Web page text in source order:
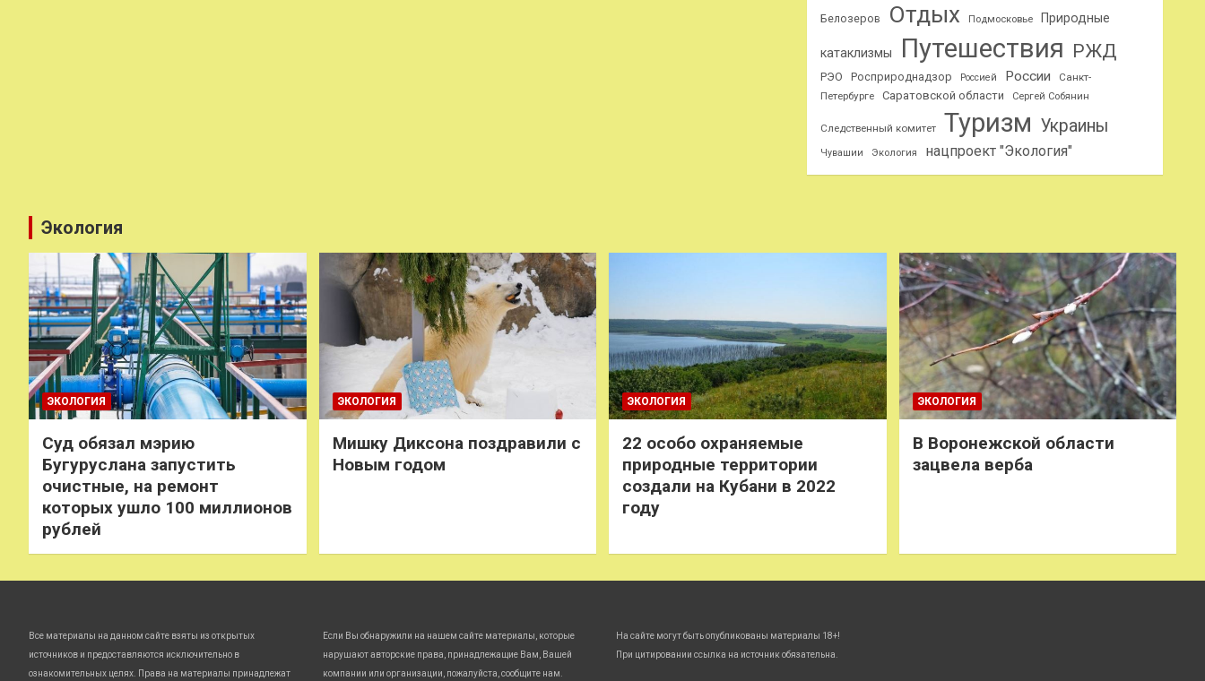
Белозеров Отдых Подмосковье Природные
катаклизмы Путешествия РЖД
РЭО Росприроднадзор Россией России
Санкт-
Петербурге
Саратовской области Сергей Собянин
Следственный комитет Туризм Украины
Чувашии Экология нацпроект "Экология"
Экология
ЭКОЛОГИЯ
Суд обязал мэрию
Бугуруслана запустить
очистные, на ремонт
которых ушло 100 миллионов
рублей
ЭКОЛОГИЯ
Мишку Диксона поздравили с
Новым годом
ЭКОЛОГИЯ
22 особо охраняемые
природные территории
создали на Кубани в 2022
году
ЭКОЛОГИЯ
В Воронежской области
зацвела верба
Все материалы на данном сайте взяты из открытых
источников и предоставляются исключительно в
ознакомительных целях. Права на материалы принадлежат
Если Вы обнаружили на нашем сайте материалы, которые
нарушают авторские права, принадлежащие Вам, Вашей
компании или организации, пожалуйста, сообщите нам.
На сайте могут быть опубликованы материалы 18+!
При цитировании ссылка на источник обязательна.